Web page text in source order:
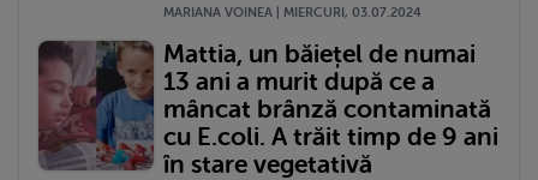
MARIANA VOINEA | MIERCURI, 03.07.2024
Mattia, un băiețel de numai
13 ani a murit după ce a
mâncat brânză contaminată
cu E.coli. A trăit timp de 9 ani
în stare vegetativă